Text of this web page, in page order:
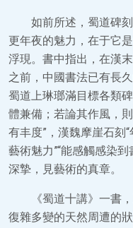
如前所述，蜀道碑
更年夜的魅力，在于它
浮現。書中指出，在漢
之前，中國書法已有長
蜀道上琳瑯滿目標各類
體兼備；若論其作風，
有丰度”，漢魏摩崖石刻
藝術魅力”“能感觸感染
深摯，見藝術的真章。
《蜀道十講》一書
復雜多變的天然周遭的